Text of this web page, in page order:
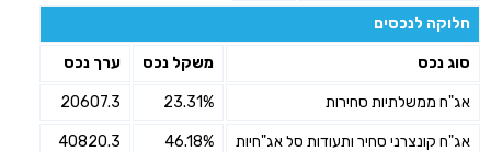
חלוקה לנכסים
סוג נכס משקל נכס ערך נכס
אג"ח ממשלתיות סחירות 23.31%
20607.3
אג"ח קונצרני סחיר ותעודות סל אג"חיות 46.18%
40820.3